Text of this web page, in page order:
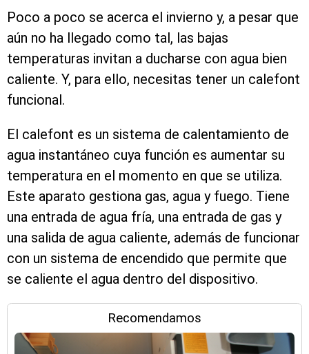
Poco a poco se acerca el invierno y, a pesar que
aún no ha llegado como tal, las bajas
temperaturas invitan a ducharse con agua bien
caliente. Y, para ello, necesitas tener un calefont
funcional.
El calefont es un sistema de calentamiento de
agua instantáneo cuya función es aumentar su
temperatura en el momento en que se utiliza.
Este aparato gestiona gas, agua y fuego. Tiene
una entrada de agua fría, una entrada de gas y
una salida de agua caliente, además de funcionar
con un sistema de encendido que permite que
se caliente el agua dentro del dispositivo.
Recomendamos